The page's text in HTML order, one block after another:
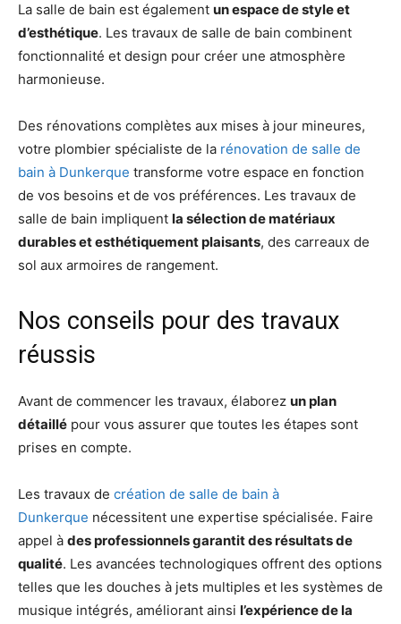
La salle de bain est également un espace de style et
d’esthétique. Les travaux de salle de bain combinent
fonctionnalité et design pour créer une atmosphère
harmonieuse.
Des rénovations complètes aux mises à jour mineures,
votre plombier spécialiste de la rénovation de salle de
bain à Dunkerque transforme votre espace en fonction
de vos besoins et de vos préférences. Les travaux de
salle de bain impliquent la sélection de matériaux
durables et esthétiquement plaisants, des carreaux de
sol aux armoires de rangement.
Nos conseils pour des travaux
réussis
Avant de commencer les travaux, élaborez un plan
détaillé pour vous assurer que toutes les étapes sont
prises en compte.
Les travaux de création de salle de bain à
Dunkerque nécessitent une expertise spécialisée. Faire
appel à des professionnels garantit des résultats de
qualité. Les avancées technologiques offrent des options
telles que les douches à jets multiples et les systèmes de
musique intégrés, améliorant ainsi l’expérience de la